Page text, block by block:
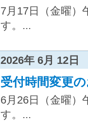
7月17日（金曜
す。...
2026年 6月 12日
受付時間変更
6月26日（金曜
す。...